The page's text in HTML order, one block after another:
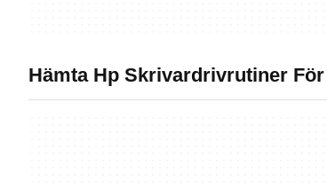
Hämta Hp Skrivardrivrutiner